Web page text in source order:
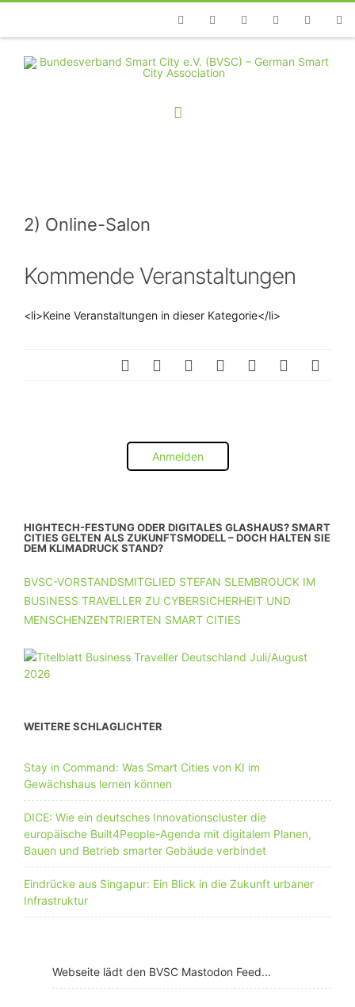
TelefonFacebookTwitterYoutubeInstagramLinkedin
2) Online-Salon
Kommende Veranstaltungen
<li>Keine Veranstaltungen in dieser Kategorie</li>
Anmelden
HIGHTECH-FESTUNG ODER DIGITALES GLASHAUS? SMART
CITIES GELTEN ALS ZUKUNFTSMODELL – DOCH HALTEN SIE
DEM KLIMADRUCK STAND?
BVSC-VORSTANDSMITGLIED STEFAN SLEMBROUCK IM
BUSINESS TRAVELLER ZU CYBERSICHERHEIT UND
MENSCHENZENTRIERTEN SMART CITIES
WEITERE SCHLAGLICHTER
Stay in Command: Was Smart Cities von KI im
Gewächshaus lernen können
DICE: Wie ein deutsches Innovationscluster die
europäische Built4People-Agenda mit digitalem Planen,
Bauen und Betrieb smarter Gebäude verbindet
Eindrücke aus Singapur: Ein Blick in die Zukunft urbaner
Infrastruktur
Webseite lädt den BVSC Mastodon Feed...